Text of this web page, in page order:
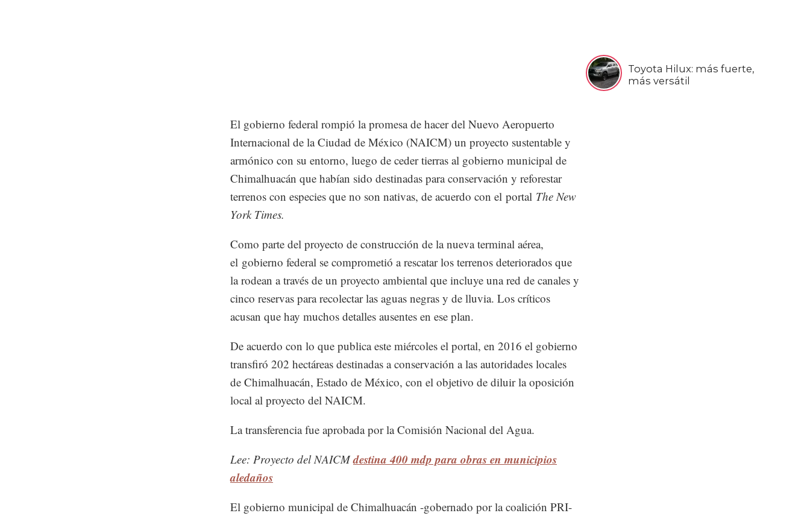
Toyota Hilux: más fuerte,
más versátil
El gobierno federal rompió la promesa de hacer del Nuevo Aeropuerto
Internacional de la Ciudad de México (NAICM) un proyecto sustentable y
armónico con su entorno, luego de ceder tierras al gobierno municipal de
Chimalhuacán que habían sido destinadas para conservación y reforestar
terrenos con especies que no son nativas, de acuerdo con el portal The New
York Times.
Como parte del proyecto de construcción de la nueva terminal aérea,
el gobierno federal se comprometió a rescatar los terrenos deteriorados que
la rodean a través de un proyecto ambiental que incluye una red de canales y
cinco reservas para recolectar las aguas negras y de lluvia. Los críticos
acusan que hay muchos detalles ausentes en ese plan.
De acuerdo con lo que publica este miércoles el portal, en 2016 el gobierno
transfiró 202 hectáreas destinadas a conservación a las autoridades locales
de Chimalhuacán, Estado de México, con el objetivo de diluir la oposición
local al proyecto del NAICM.
La transferencia fue aprobada por la Comisión Nacional del Agua.
Lee: Proyecto del NAICMdestina 400 mdp para obras en municipios
aledaños
El gobierno municipal de Chimalhuacán -gobernado por la coalición PRI-